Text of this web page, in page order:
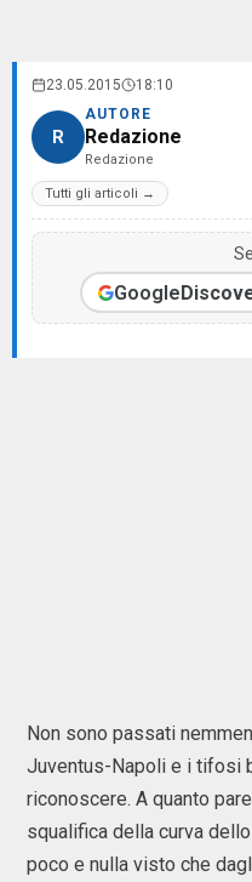
23.05.2015 18:10
R
AUTORE
Redazione
Redazione
Tutti gli articoli →
Google
Non sono passati
Juventus-Napoli e i tifosi
riconoscere. A quanto
squalifica della curva
poco e nulla visto che